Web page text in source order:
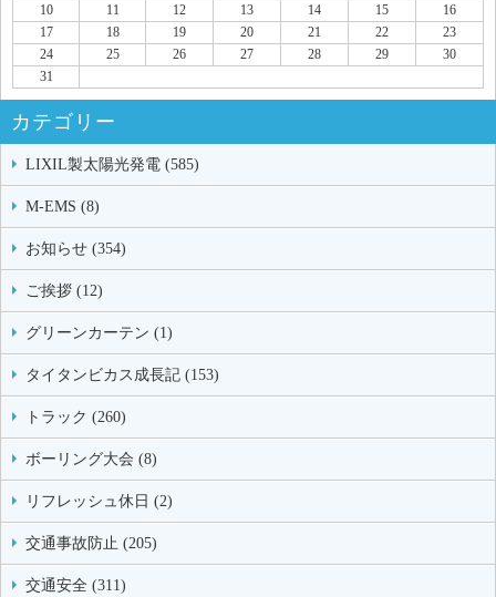
10
11 12 13 14 15
16
17
18 19 20 21 22
23
24
25 26 27 28 29
30
31
カテゴリー
LIXIL製太陽光発電 (585)
M-EMS (8)
お知らせ (354)
ご挨拶 (12)
グリーンカーテン (1)
タイタンビカス成長記 (153)
トラック (260)
ボーリング大会 (8)
リフレッシュ休日 (2)
交通事故防止 (205)
交通安全 (311)